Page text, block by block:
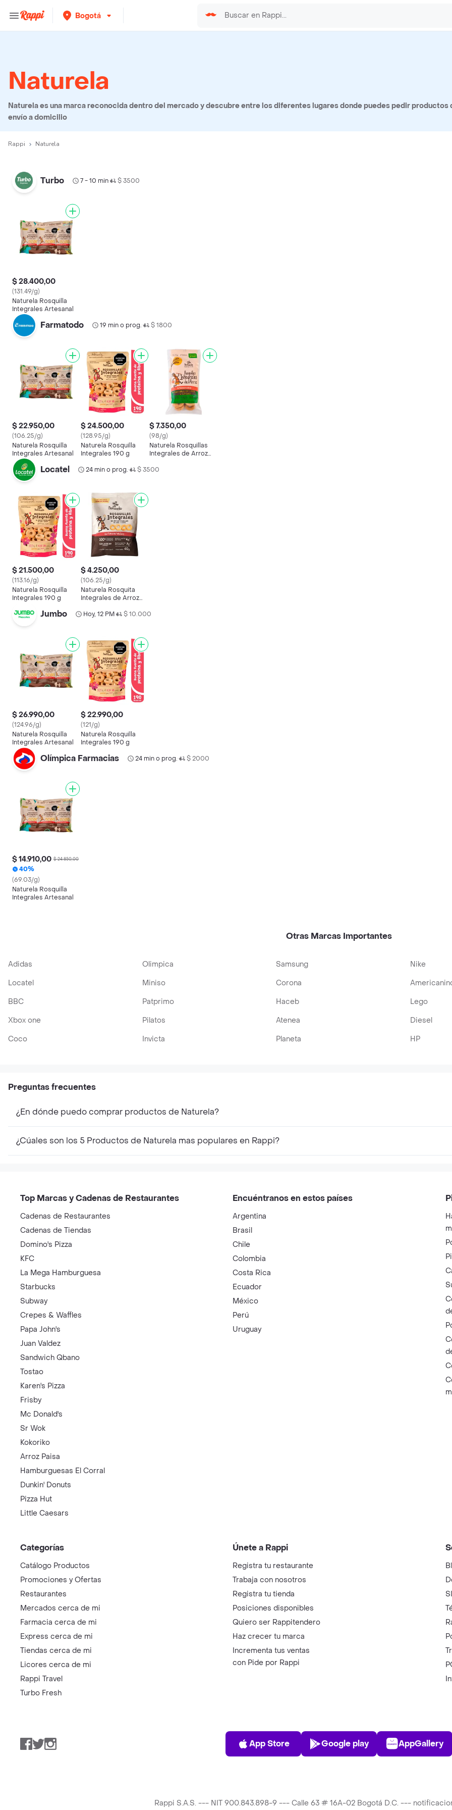
Bogotá
Naturela
Naturela es una marca reconocida dentro del mercado y descubre entre los diferentes lugares donde puedes pedir productos
envío a domicilio
Rappi Naturela
Turbo 7 - 10 min• $ 3500
$ 28.400,00
(131.49/g)
Naturela Rosquilla
Integrales Artesanal
Farmatodo 19 min o prog.• $ 1800
$ 22.950,00
(106.25/g)
Naturela Rosquilla
Integrales Artesanal
$ 24.500,00
(128.95/g)
Naturela Rosquilla
Integrales 190 g
$ 7.350,00
(98/g)
Naturela Rosquillas
Integrales de Arroz
Locatel 24 min o prog.• $ 3500
$ 21.500,00
(113.16/g)
Naturela Rosquilla
Integrales 190 g
$ 4.250,00
(106.25/g)
Naturela Rosquita
Integrales de Arroz
Linaza
Jumbo Hoy, 12 PM• $ 10.000
$ 26.990,00
(124.96/g)
Naturela Rosquilla
Integrales Artesanal
$ 22.990,00
(121/g)
Naturela Rosquilla
Integrales 190 g
Olímpica Farmacias 24 min o prog.• $ 2000
$ 14.910,00 $ 24.850,00
40%
(69.03/g)
Naturela Rosquilla
Integrales Artesanal
Otras Marcas Importantes
Adidas Olimpica Samsung Nike
Locatel
Miniso Corona
BBC
Patprimo Haceb Lego
Xbox one
Pilatos Atenea Diesel
Coco
Invicta Planeta HP
Preguntas frecuentes
¿En dónde puedo comprar productos de Naturela?
¿Cúales son los 5 Productos de Naturela mas populares en Rappi?
Top Marcas y Cadenas de Restaurantes
Cadenas de Restaurantes
Cadenas de Tiendas
Domino's Pizza
KFC
La Mega Hamburguesa
Starbucks
Subway
Crepes & Waffles
Papa John's
Juan Valdez
Sandwich Qbano
Tostao
Karen's Pizza
Frisby
Mc Donald's
Sr Wok
Kokoriko
Arroz Paisa
Hamburguesas El Corral
Dunkin' Donuts
Pizza Hut
Little Caesars
Encuéntranos en estos países
Argentina
Brasil
Chile
Colombia
Costa Rica
Ecuador
México
Perú
Uruguay
Categorías
Catálogo Productos
Promociones y Ofertas
Restaurantes
Mercados cerca de mi
Farmacia cerca de mi
Express cerca de mi
Tiendas cerca de mi
Licores cerca de mi
Rappi Travel
Turbo Fresh
Únete a Rappi
Registra tu restaurante
Trabaja con nosotros
Registra tu tienda
Posiciones disponibles
Quiero ser Rappitendero
Haz crecer tu marca
Incrementa tus ventas
con Pide por Rappi
Facebook
TwitterInstagram
App Store
App Store
Play Store
Google play AppGallery
Rappi S.A.S. --- NIT 900.843.898-9 --- Calle 63 # 16A-02 Bogotá D.C. ---